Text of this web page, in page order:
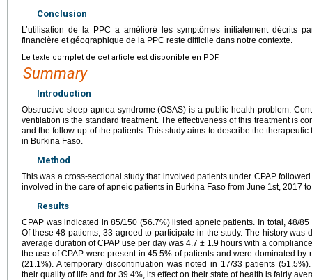
Conclusion
L’utilisation de la PPC a amélioré les symptômes initialement décrits
financière et géographique de la PPC reste difficile dans notre contexte.
Le texte complet de cet article est disponible en PDF.
Summary
Introduction
Obstructive sleep apnea syndrome (OSAS) is a public health problem.
ventilation is the standard treatment. The effectiveness of this treatment is
and the follow-up of the patients. This study aims to describe the
in Burkina Faso.
Method
This was a cross-sectional study that involved patients under CPAP
involved in the care of apneic patients in Burkina Faso from June 1st, 2017
Results
CPAP was indicated in 85/150 (56.7%) listed apneic patients. In total, 48/
Of these 48 patients, 33 agreed to participate in the study. The history was
average duration of CPAP use per day was 4.7 ± 1.9 hours with a
the use of CPAP were present in 45.5% of patients and were dominated by
(21.1%). A temporary discontinuation was noted in 17/33 patients
their quality of life and for 39.4%, its effect on their state of health is fairly